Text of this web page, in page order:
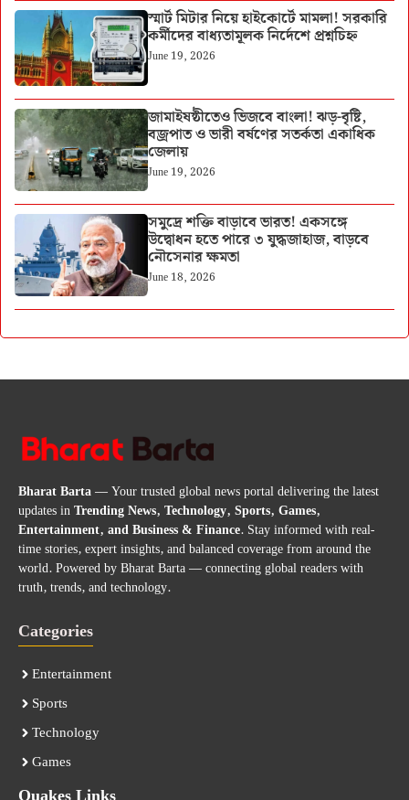
স্মার্ট মিটার নিয়ে হাইকোর্টে মামলা! সরকারি
কর্মীদের বাধ্যতামূলক নির্দেশে প্রশ্নচিহ্ন
June 19, 2026
জামাইষষ্ঠীতেও ভিজবে বাংলা! ঝড়-বৃষ্টি,
বজ্রপাত ও ভারী বর্ষণের সতর্কতা একাধিক
জেলায়
June 19, 2026
সমুদ্রে শক্তি বাড়াবে ভারত! একসঙ্গে
উদ্বোধন হতে পারে ৩ যুদ্ধজাহাজ, বাড়বে
নৌসেনার ক্ষমতা
June 18, 2026
Bharat Barta— Your trusted global news portal delivering the latest
updates inTrending News, Technology, Sports, Games,
Entertainment, and Business & Finance. Stay informed with real-
time stories, expert insights, and balanced coverage from around the
world. Powered by Bharat Barta — connecting global readers with
truth, trends, and technology.
Categories
Entertainment
Sports
Technology
Games